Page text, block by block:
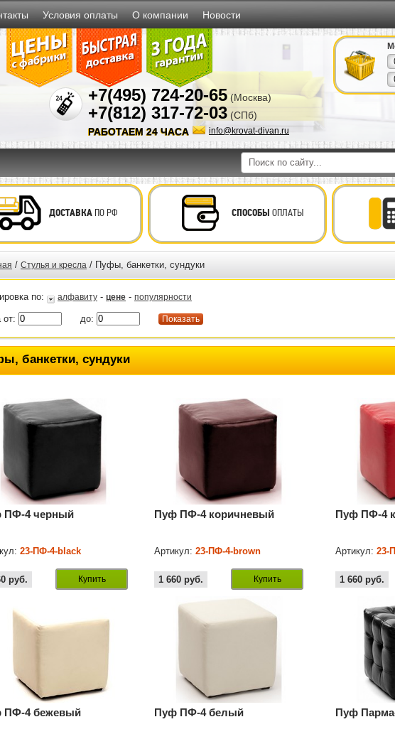
Условия оплаты О компании Новости
+7(495) 724-20-65 (Москва)
+7(812) 317-72-03 (СПб)
info@krovat-divan.ru
РАБОТАЕМ 24 ЧАСА
ДОСТАВКАПО РФ СПОСОБЫ ОПЛАТЫ
/ Стулья и кресла / Пуфы, банкетки, сундуки
по: алфавиту - цене - популярности
от: до:
банкетки, сундуки
ПФ-4 черный
23-ПФ-4-black
руб. Купить
Пуф ПФ-4 коричневый
Артикул: 23-ПФ-4-brown
1 660 руб. Купить
Пуф ПФ-4
Артикул: 23-
1 660 руб.
ПФ-4 бежевый Пуф ПФ-4 белый Пуф